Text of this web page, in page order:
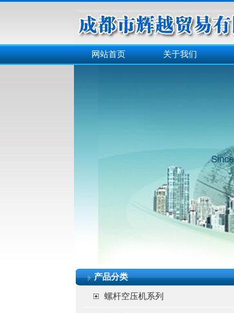
网站首页 关于我们
产品分类
螺杆空压机系列